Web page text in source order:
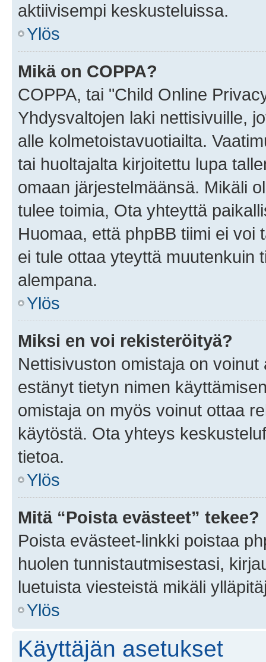
aktiivisempi keskusteluissa.
Ylös
Mikä on COPPA?
COPPA, tai "Child Online
Yhdysvaltojen laki nettisivuille,
alle kolmetoistavuotiailta.
tai huoltajalta kirjoitettu lupa
omaan järjestelmäänsä. Mikäli
tulee toimia, Ota yhteyttä
Huomaa, että phpBB tiimi ei
ei tule ottaa yteyttä muutenkuin
alempana.
Ylös
Miksi en voi rekisteröityä?
Nettisivuston omistaja on
estänyt tietyn nimen
omistaja on myös voinut ottaa
käytöstä. Ota yhteys
tietoa.
Ylös
Mitä “Poista evästeet” tekee?
Poista evästeet-linkki poistaa
huolen tunnistautmisestasi,
luetuista viesteistä mikäli
Ylös
Käyttäjän asetukset